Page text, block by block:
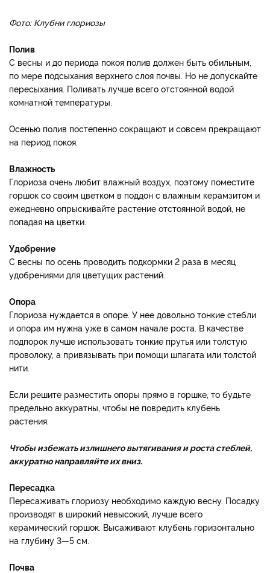
Фото: Клубни глориозы
Полив
С весны и до периода покоя полив должен быть обильным,
по мере подсыхания верхнего слоя почвы. Но не допускайте
пересыхания. Поливать лучше всего отстоянной водой
комнатной температуры.
Осенью полив постепенно сокращают и совсем прекращают
на период покоя.
Влажность
Глориоза очень любит влажный воздух, поэтому поместите
горшок со своим цветком в поддон с влажным керамзитом и
ежедневно опрыскивайте растение отстоянной водой, не
попадая на цветки.
Удобрение
С весны по осень проводить подкормки 2 раза в месяц
удобрениями для цветущих растений.
Опора
Глориоза нуждается в опоре. У нее довольно тонкие стебли
и опора им нужна уже в самом начале роста. В качестве
подпорок лучше использовать тонкие прутья или толстую
проволоку, а привязывать при помощи шпагата или толстой
нити.
Если решите разместить опоры прямо в горшке, то будьте
предельно аккуратны, чтобы не повредить клубень
растения.
Чтобы избежать излишнего вытягивания и роста стеблей,
аккуратно направляйте их вниз.
Пересадка
Пересаживать глориозу необходимо каждую весну. Посадку
производят в широкий невысокий, лучше всего
керамический горшок. Высаживают клубень горизонтально
на глубину 3—5 см.
Почва